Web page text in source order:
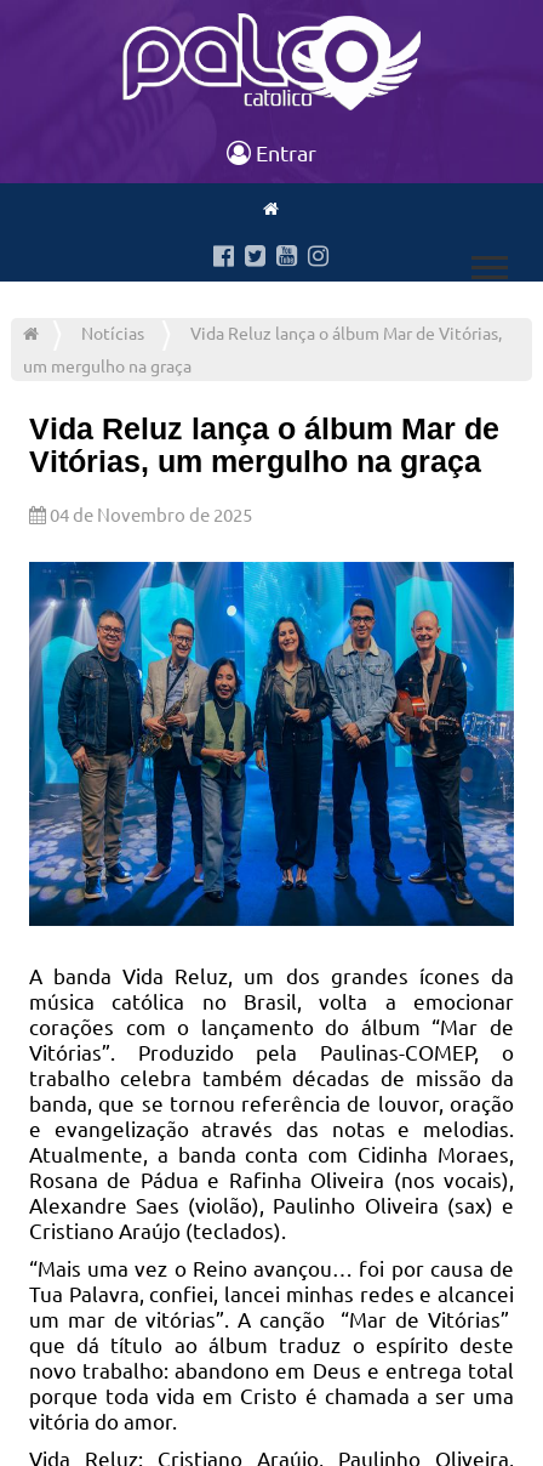
Entrar
Notícias
Vida Reluz lança o álbum Mar de Vitórias,
um mergulho na graça
Vida Reluz lança o álbum Mar de
Vitórias, um mergulho na graça
04 de Novembro de 2025
A banda Vida Reluz, um dos grandes ícones da
música católica no Brasil, volta a emocionar
corações com o lançamento do álbum “Mar de
Vitórias”. Produzido pela Paulinas-COMEP, o
trabalho celebra também décadas de missão da
banda, que se tornou referência de louvor, oração
e evangelização através das notas e melodias.
Atualmente, a banda conta com Cidinha Moraes,
Rosana de Pádua e Rafinha Oliveira (nos vocais),
Alexandre Saes (violão), Paulinho Oliveira (sax) e
Cristiano Araújo (teclados).
“Mais uma vez o Reino avançou… foi por causa de
Tua Palavra, confiei, lancei minhas redes e alcancei
um mar de vitórias”. A canção “Mar de Vitórias”
que dá título ao álbum traduz o espírito deste
novo trabalho: abandono em Deus e entrega total
porque toda vida em Cristo é chamada a ser uma
vitória do amor.
Vida Reluz: Cristiano Araújo, Paulinho Oliveira,